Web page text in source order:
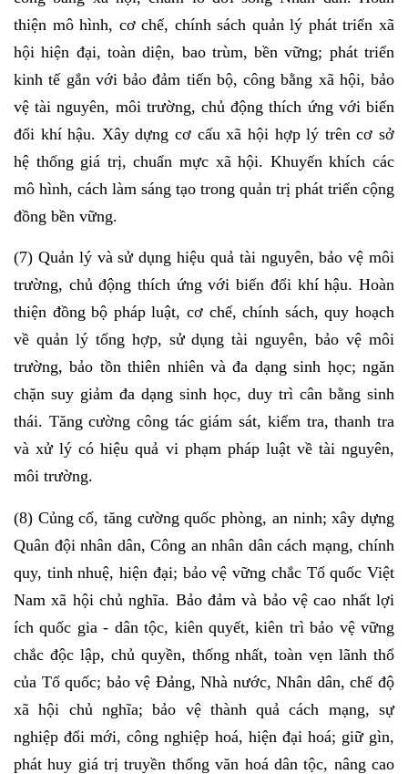
thiện mô hình, cơ chế, chính sách quản lý phát triển xã
hội hiện đại, toàn diện, bao trùm, bền vững; phát triển
kinh tế gắn với bảo đảm tiến bộ, công bằng xã hội, bảo
vệ tài nguyên, môi trường, chủ động thích ứng với biến
đổi khí hậu. Xây dựng cơ cấu xã hội hợp lý trên cơ sở
hệ thống giá trị, chuẩn mực xã hội. Khuyến khích các
mô hình, cách làm sáng tạo trong quản trị phát triển cộng
đồng bền vững.
(7) Quản lý và sử dụng hiệu quả tài nguyên, bảo vệ môi
trường, chủ động thích ứng với biến đổi khí hậu. Hoàn
thiện đồng bộ pháp luật, cơ chế, chính sách, quy hoạch
về quản lý tổng hợp, sử dụng tài nguyên, bảo vệ môi
trường, bảo tồn thiên nhiên và đa dạng sinh học; ngăn
chặn suy giảm đa dạng sinh học, duy trì cân bằng sinh
thái. Tăng cường công tác giám sát, kiểm tra, thanh tra
và xử lý có hiệu quả vi phạm pháp luật về tài nguyên,
môi trường.
(8) Củng cố, tăng cường quốc phòng, an ninh; xây dựng
Quân đội nhân dân, Công an nhân dân cách mạng, chính
quy, tinh nhuệ, hiện đại; bảo vệ vững chắc Tổ quốc Việt
Nam xã hội chủ nghĩa. Bảo đảm và bảo vệ cao nhất lợi
ích quốc gia - dân tộc, kiên quyết, kiên trì bảo vệ vững
chắc độc lập, chủ quyền, thống nhất, toàn vẹn lãnh thổ
của Tổ quốc; bảo vệ Đảng, Nhà nước, Nhân dân, chế độ
xã hội chủ nghĩa; bảo vệ thành quả cách mạng, sự
nghiệp đổi mới, công nghiệp hoá, hiện đại hoá; giữ gìn,
phát huy giá trị truyền thống văn hoá dân tộc, nâng cao